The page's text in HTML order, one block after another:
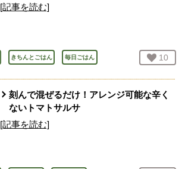
[記事を読む]
きちんとごはん 毎日ごはん お気
10
刻んで混ぜるだけ！アレンジ可能な辛く
ないトマトサルサ
[記事を読む]